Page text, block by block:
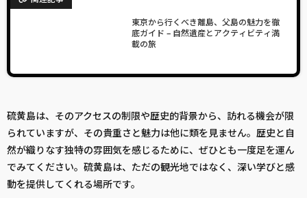
東京から行くべき離島、父島の魅力を徹
底ガイド – 自然遺産とアクティビティ満
載の旅
硫黄島は、そのアクセスの制限や歴史的背景から、訪れる機会が限
られていますが、その貴重さと魅力は他に類を見ません。歴史と自
然が織りなす独特の雰囲気を感じるために、ぜひとも一度足を運ん
でみてください。硫黄島は、ただの観光地ではなく、深い学びと感
動を提供してくれる場所です。